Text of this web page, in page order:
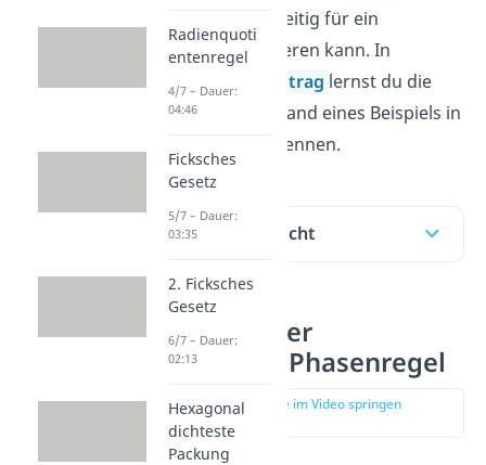
gleichzeitig für ein
Stoffsystem existieren kann. In
unserem
Videobeitrag lernst du die
Phasenregeln anhand eines Beispiels in
unter 5 Minuten kennen.
Inhaltsübersicht
Definition der
Gibbsschen Phasenregel
zur Stelle im Video springen
Radienquoti
entenregel
4/7 – Dauer:
04:46
Ficksches
Gesetz
5/7 – Dauer:
03:35
2. Ficksches
Gesetz
6/7 – Dauer:
02:13
Hexagonal
dichteste
Packung